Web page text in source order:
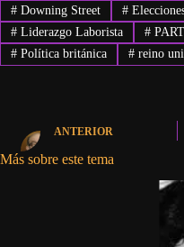
#Downing Street #
#Liderazgo Laborista #
#Política británica #reino
ANTERIOR
Más sobre este tema